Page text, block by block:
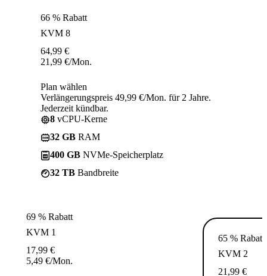
66 % Rabatt
KVM 8
64,99 €
21,99 €/Mon.
Plan wählen
Verlängerungspreis 49,99 €/Mon. für 2 Jahre.
Jederzeit kündbar.
8 vCPU-Kerne
32 GB RAM
400 GB NVMe-Speicherplatz
32 TB Bandbreite
69 % Rabatt
KVM 1
17,99 €
5,49 €/Mon.
65 % Rabatt
KVM 2
21,99 €